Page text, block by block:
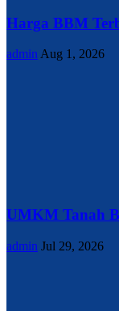
Harga BBM
admin Aug 1, 2026
UMKM Tanah
admin Jul 29, 2026